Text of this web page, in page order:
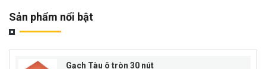
Sản phẩm nổi bật
Gạch Tàu ô tròn 30 nút